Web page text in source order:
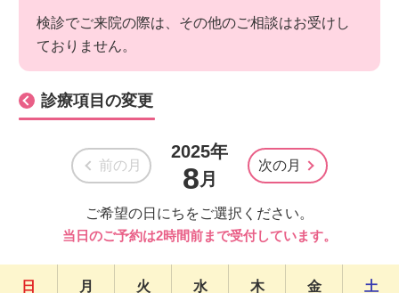
検診でご来院の際は、その他のご相談はお受けし
ておりません。
診療項目の変更
前の月
2025年
8 月
次の月
ご希望の日にちをご選択ください。
当日のご予約は2時間前まで受付しています。
日 月 火 水 木 金 土